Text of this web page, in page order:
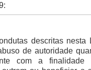
descritas nesta
de autoridade
com a finalidade